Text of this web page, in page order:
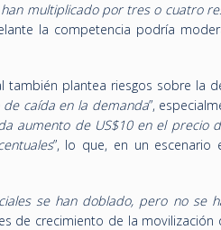
multiplicado por tres o cuatro
la competencia podría
plantea riesgos sobre la
de caída en la demanda”,
aumento de US$10 en el precio
”, lo que, en un escenario
se han doblado, pero no se
de crecimiento de la movilización